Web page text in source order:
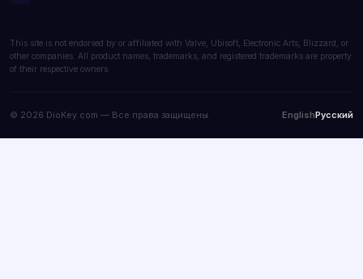
This site is not endorsed by or affiliated with Valve, Ubisoft, Electronic Arts, Blizzard, or
other companies. All product names, trademarks, and registered trademarks are property
of their respective owners.
© 2026 DioKey.com — Все права защищены. EnglishРусский